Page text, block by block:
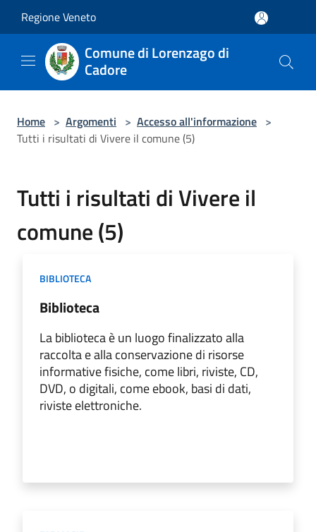
Regione Veneto
Comune di Lorenzago di
Cadore
Home > Argomenti > Accesso all'informazione >
Tutti i risultati di Vivere il comune (5)
Tutti i risultati di Vivere il
comune (5)
BIBLIOTECA
Biblioteca
La biblioteca è un luogo finalizzato alla
raccolta e alla conservazione di risorse
informative fisiche, come libri, riviste, CD,
DVD, o digitali, come ebook, basi di dati,
riviste elettroniche.